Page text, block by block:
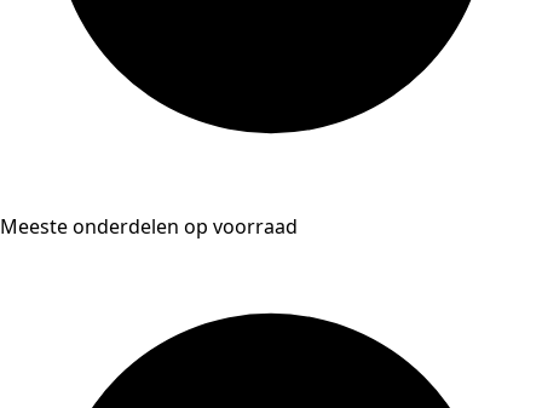
Meeste onderdelen op voorraad